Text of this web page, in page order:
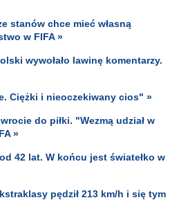
stanów chce mieć własną
w FIFA »
wywołało lawinę komentarzy.
Ciężki i nieoczekiwany cios" »
do piłki. "Wezmą udział w
»
42 lat. W końcu jest światełko w
pędził 213 km/h i się tym